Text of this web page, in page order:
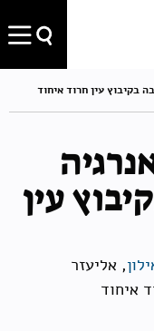
בקיבוץ עין חרוד איחוד
עין
, אליעזר
איחוד